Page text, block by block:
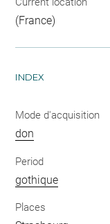
(France)
INDEX
Mode d'acquisition
don
Period
gothique
Places